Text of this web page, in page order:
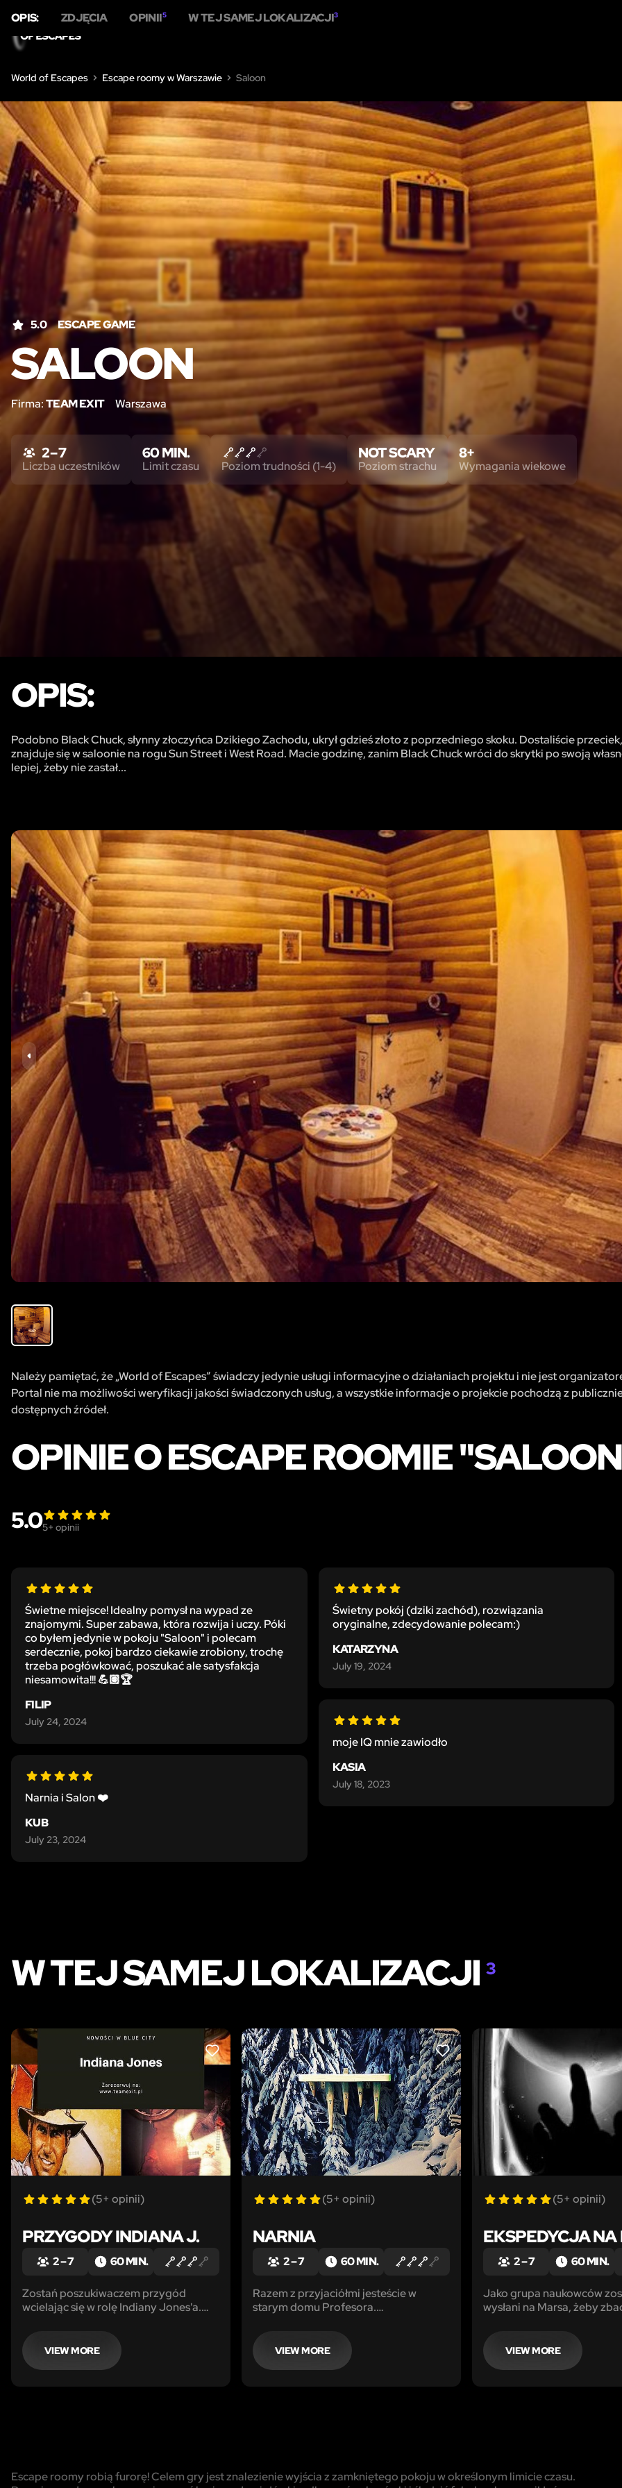
World of Escapes Escape roomy w Warszawie Saloon
5.0 ESCAPE GAME
SALOON
Firma:TEAM EXIT Warszawa
OPIS: ZDJĘCIA OPINII5 W TEJ SAMEJ LOKALIZACJI3
2 – 7
Liczba uczestników
60 MIN.
Limit czasu Poziom trudności (1-4)
NOT SCARY
Poziom strachu
8+
Wymagania wiekowe
OPIS:
Podobno Black Chuck, słynny złoczyńca Dzikiego Zachodu, ukrył gdzieś złoto z poprzedniego skoku. Dostaliście przeciek,
znajduje się w saloonie na rogu Sun Street i West Road. Macie godzinę, zanim Black Chuck wróci do skrytki po swoją
lepiej, żeby nie zastał...
Należy pamiętać, że „World of Escapes” świadczy jedynie usługi informacyjne o działaniach projektu i nie jest
Portal nie ma możliwości weryfikacji jakości świadczonych usług, a wszystkie informacje o projekcie pochodzą z
dostępnych źródeł.
OPINIE O ESCAPE ROOMIE
5.05+ opinii
Świetne miejsce! Idealny pomysł na wypad ze
znajomymi. Super zabawa, która rozwija i uczy. Póki
co byłem jedynie w pokoju "Saloon" i polecam
serdecznie, pokoj bardzo ciekawie zrobiony, trochę
trzeba pogłówkować, poszukać ale satysfakcja
niesamowita!!! 💪🏽🏆
FILIP
July 24, 2024
Narnia i Salon ❤️
KUB
July 23, 2024
Świetny pokój (dziki zachód), rozwiązania
oryginalne, zdecydowanie polecam:)
KATARZYNA
July 19, 2024
moje IQ mnie zawiodło
KASIA
July 18, 2023
W TEJ SAMEJ LOKALIZACJI3
LIKE
(5+ opinii)
PRZYGODY INDIANA J.
2 – 7 60 MIN.
Zostań poszukiwaczem przygód
wcielając się w rolę Indiany Jones'a.
Aleksandryjskiej kopalni w której
ukryty jest mityczny artefakt. Rozwiąż
zagadki, pokonaj pułapki, zmyl
VIEW MORE
LIKE
(5+ opinii)
NARNIA
2 – 7 60 MIN.
Razem z przyjaciółmi jesteście w
starym domu Profesora.
zawsze był zamknięty, teraz jest
otwarty - wkradacie się ukradkiem do
środka, gdzie otwieracie starą szafę.
VIEW MORE
(5+ opinii)
EKSPEDYCJA
2 – 7 60 MIN.
Jako grupa naukowców
wysłani na Marsa, żeby
Niestety w trakcie badań
wymknęły się pod kontroli…
VIEW MORE
Escape roomy robią furorę! Celem gry jest znalezienie wyjścia z zamkniętego pokoju w określonym limicie czasu.